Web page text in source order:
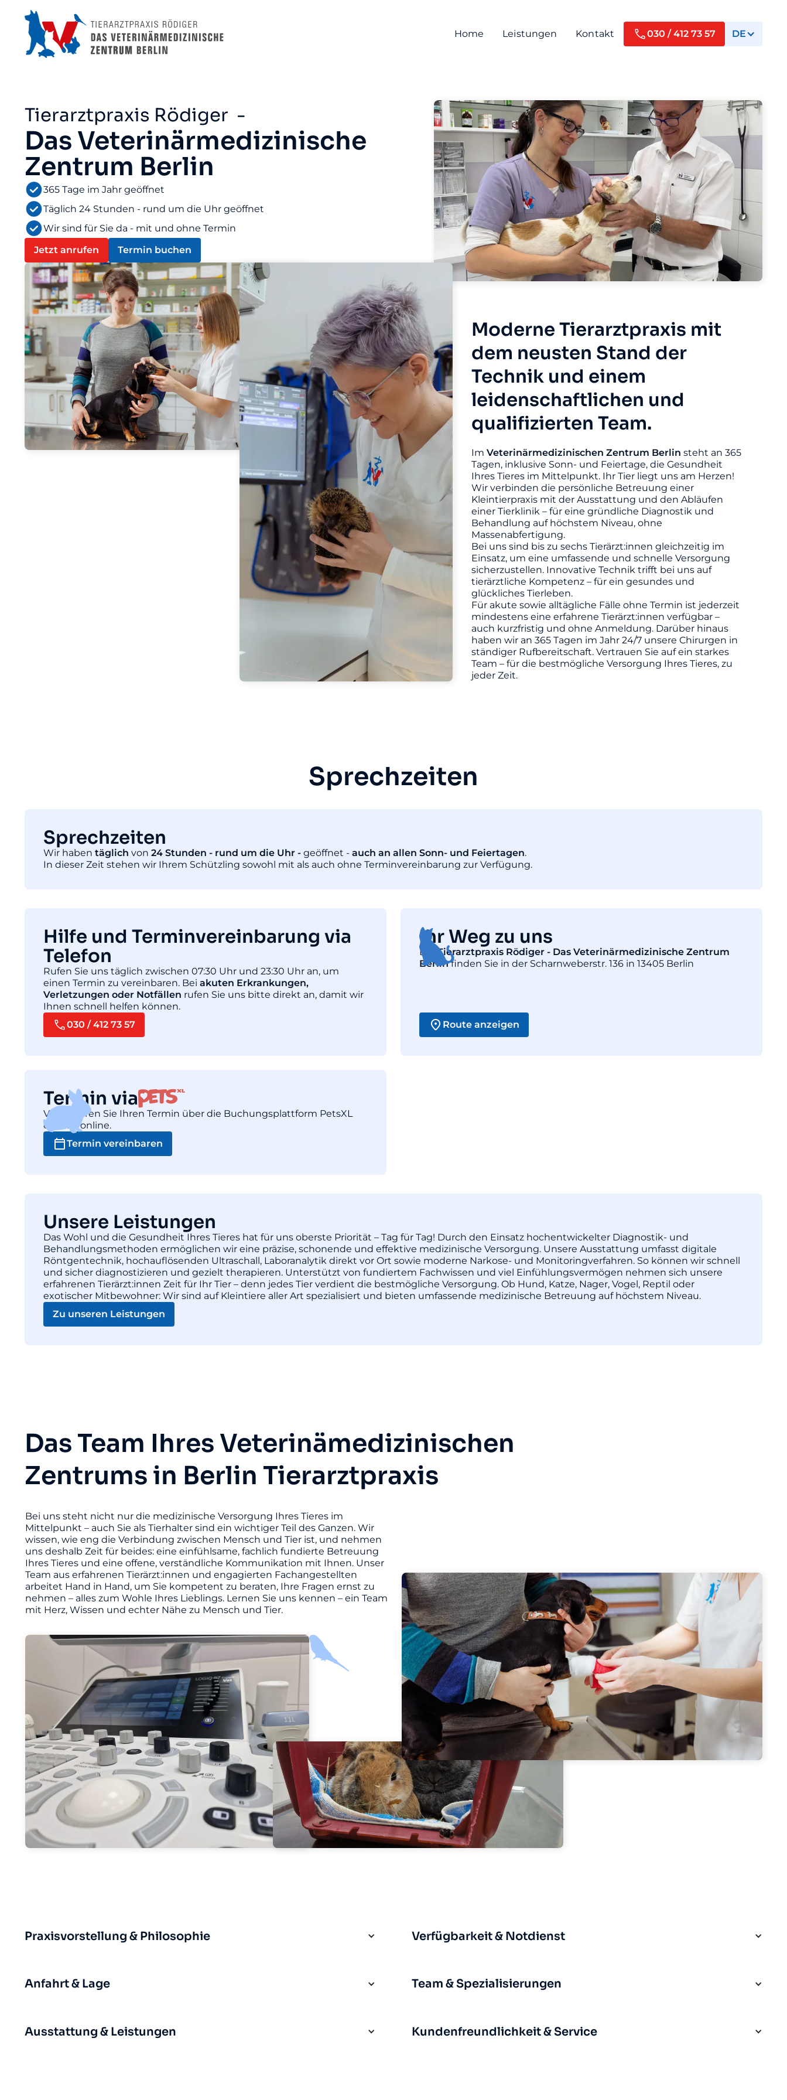
Home Leistungen Kontakt 030 / 412 73 57 DE
Tierarztpraxis Rödiger -
Das Veterinärmedizinische
Zentrum Berlin
365 Tage im Jahr geöffnet
Täglich 24 Stunden - rund um die Uhr geöffnet
Wir sind für Sie da - mit und ohne Termin
Jetzt anrufen
Termin buchen
Moderne Tierarztpraxis mit
dem neusten Stand der
Technik und einem
leidenschaftlichen und
qualifizierten Team.
Im Veterinärmedizinischen Zentrum Berlin steht an 365
Tagen, inklusive Sonn- und Feiertage, die Gesundheit
Ihres Tieres im Mittelpunkt. Ihr Tier liegt uns am Herzen!
Wir verbinden die persönliche Betreuung einer
Kleintierpraxis mit der Ausstattung und den Abläufen
einer Tierklinik – für eine gründliche Diagnostik und
Behandlung auf höchstem Niveau, ohne
Massenabfertigung.
Bei uns sind bis zu sechs Tierärzt:innen gleichzeitig im
Einsatz, um eine umfassende und schnelle Versorgung
sicherzustellen. Innovative Technik trifft bei uns auf
tierärztliche Kompetenz – für ein gesundes und
glückliches Tierleben.
Für akute sowie alltägliche Fälle ohne Termin ist jederzeit
mindestens eine erfahrene Tierärzt:innen verfügbar –
auch kurzfristig und ohne Anmeldung. Darüber hinaus
haben wir an 365 Tagen im Jahr 24/7 unsere Chirurgen in
ständiger Rufbereitschaft. Vertrauen Sie auf ein starkes
Team – für die bestmögliche Versorgung Ihres Tieres, zu
jeder Zeit.
Sprechzeiten
Sprechzeiten
Wir haben täglich von 24 Stunden - rund um die Uhr - geöffnet - auch an allen Sonn- und Feiertagen.
In dieser Zeit stehen wir Ihrem Schützling sowohl mit als auch ohne Terminvereinbarung zur Verfügung.
Hilfe und Terminvereinbarung via
Telefon
Rufen Sie uns täglich zwischen 07:30 Uhr und 23:30 Uhr an, um
einen Termin zu vereinbaren. Bei akuten Erkrankungen,
Verletzungen oder Notfällen rufen Sie uns bitte direkt an, damit wir
Ihnen schnell helfen können.
030 / 412 73 57
Ihr Weg zu uns
Die
Tierarztpraxis Rödiger - Das Veterinärmedizinische Zentrum
Berlinfinden Sie in der Scharnweberstr. 136 in 13405 Berlin
Route anzeigen
Termin via
Vereinbaren Sie Ihren Termin über die Buchungsplattform PetsXL
einfach online.
Termin vereinbaren
Unsere Leistungen
Das Wohl und die Gesundheit Ihres Tieres hat für uns oberste Priorität – Tag für Tag! Durch den Einsatz hochentwickelter Diagnostik- und
Behandlungsmethoden ermöglichen wir eine präzise, schonende und effektive medizinische Versorgung. Unsere Ausstattung umfasst digitale
Röntgentechnik, hochauflösenden Ultraschall, Laboranalytik direkt vor Ort sowie moderne Narkose- und Monitoringverfahren. So können wir schnell
und sicher diagnostizieren und gezielt therapieren. Unterstützt von fundiertem Fachwissen und viel Einfühlungsvermögen nehmen sich unsere
erfahrenen Tierärzt:innen Zeit für Ihr Tier – denn jedes Tier verdient die bestmögliche Versorgung. Ob Hund, Katze, Nager, Vogel, Reptil oder
exotischer Mitbewohner: Wir sind auf Kleintiere aller Art spezialisiert und bieten umfassende medizinische Betreuung auf höchstem Niveau.
Zu unseren Leistungen
Das Team Ihres Veterinämedizinischen
Zentrums in Berlin Tierarztpraxis
Bei uns steht nicht nur die medizinische Versorgung Ihres Tieres im
Mittelpunkt – auch Sie als Tierhalter sind ein wichtiger Teil des Ganzen. Wir
wissen, wie eng die Verbindung zwischen Mensch und Tier ist, und nehmen
uns deshalb Zeit für beides: eine einfühlsame, fachlich fundierte Betreuung
Ihres Tieres und eine offene, verständliche Kommunikation mit Ihnen. Unser
Team aus erfahrenen Tierärzt:innen und engagierten Fachangestellten
arbeitet Hand in Hand, um Sie kompetent zu beraten, Ihre Fragen ernst zu
nehmen – alles zum Wohle Ihres Lieblings. Lernen Sie uns kennen – ein Team
mit Herz, Wissen und echter Nähe zu Mensch und Tier.
Praxisvorstellung & Philosophie Verfügbarkeit & Notdienst
Anfahrt & Lage Team & Spezialisierungen
Ausstattung & Leistungen Kundenfreundlichkeit & Service